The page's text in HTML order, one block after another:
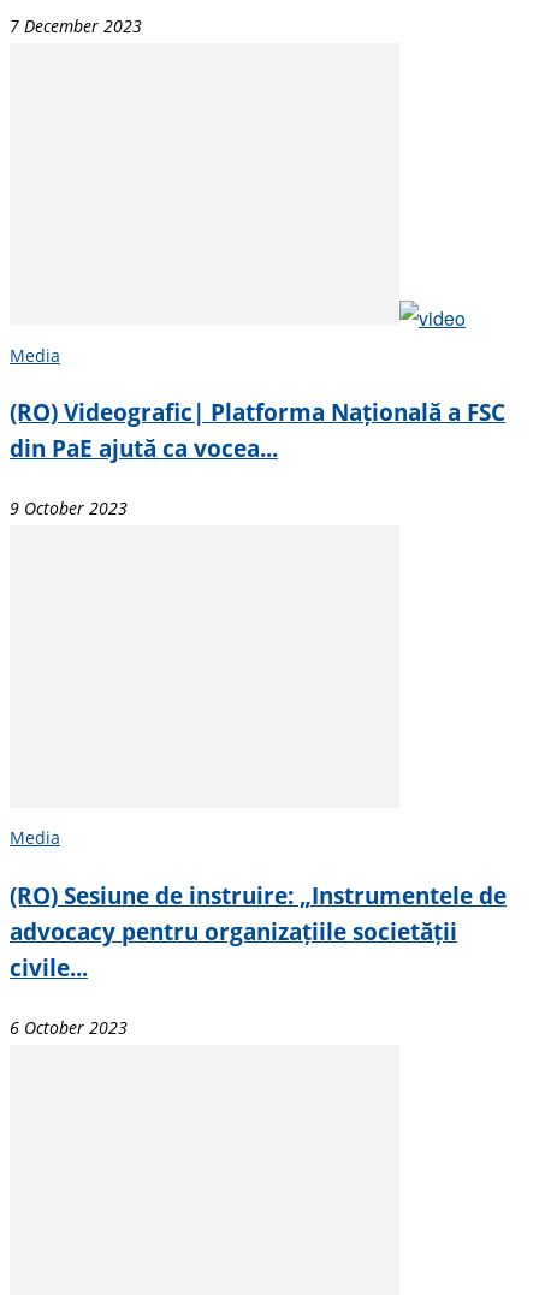
7 December 2023
Media
(RO) Videografic| Platforma Națională a FSC
din PaE ajută ca vocea...
9 October 2023
Media
(RO) Sesiune de instruire: „Instrumentele de
advocacy pentru organizațiile societății
civile...
6 October 2023